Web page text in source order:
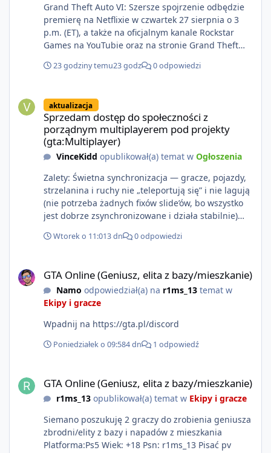
Grand Theft Auto VI: Szersze spojrzenie odbędzie
premierę na Netflixie w czwartek 27 sierpnia o 3
p.m. (ET), a także na oficjalnym kanale Rockstar
Games na YouTubie oraz na stronie Grand Theft
https://netflix.com/GTAVI Grand Theft Auto VI
Xbox Series X|S. Zamów przed premierą na stronie
https://www.rockstargames.com/VI.
23 godziny temu23 godz 0 odpowiedzi
aktualizacja
Sprzedam dostęp do społeczności z
porządnym multiplayerem pod projekty
(gta:Multiplayer)
VinceKidd opublikował(a) temat w Ogłoszenia
Zalety: Świetna synchronizacja — gracze, pojazdy,
strzelanina i ruchy nie „teleportują się” i nie lagują
(nie potrzeba żadnych fixów slide’ów, bo wszystko
jest dobrze zsynchronizowane i działa stabilnie)
poziomie multiplayera Wygodne pisanie własnych
Kontakt: Discord — vincekidd Telegram —
xvincekidd Wideo demonstracyjne:
https://youtu.be/8IrdoG8iFz4
Wtorek o 11:013 dn 0 odpowiedzi
GTA Online (Geniusz, elita z bazy/mieszkanie)
Namo odpowiedział(a) na r1ms_13temat w
Ekipy i gracze
Wpadnij na https://gta.pl/discord
Poniedziałek o 09:584 dn 1 odpowiedź
GTA Online (Geniusz, elita z bazy/mieszkanie)
r1ms_13opublikował(a) temat w Ekipy i gracze
Siemano poszukuję 2 graczy do zrobienia geniusza
zbrodni/elity z bazy i napadów z mieszkania
Platforma:Ps5 Wiek: +18 Psn: r1ms_13 Pisać pv